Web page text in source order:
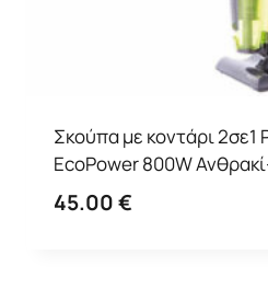
Σκούπα με κοντάρι 2σε1
EcoPower 800W
45.00€